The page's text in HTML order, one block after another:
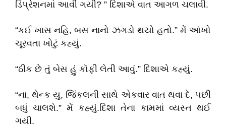
ડિપ્રેશનમાં આવી ગયી? ” દિશાએ વાત આગળ ચલાવી.
“કઈ ખાસ નહિ, બસ નાનો ઝગડો થયો હતો.” મેં આંખો
ચૂરવતા ખોટું કહ્યું.
“ઠીક છે તું બેસ હું કૉફી લેતી આવું.” દિશાએ કહ્યું.
“ના, થેન્ક યુ, જિંકલની સાથે એકવાર વાત થવા દે, પછી
બધું ચાલશે.” મેં કહ્યું.દિશા તેના કામમાં વ્યસ્ત થઈ
ગયી.